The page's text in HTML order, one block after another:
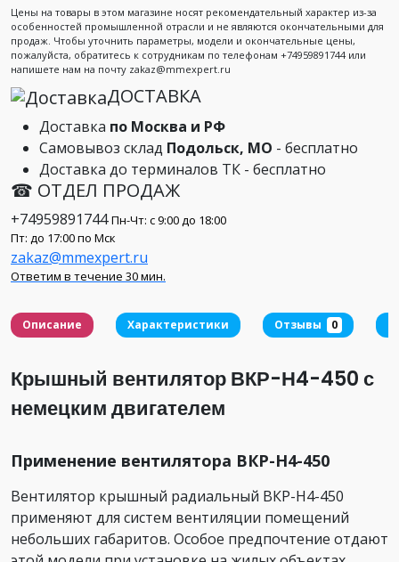
Цены на товары в этом магазине носят рекомендательный характер из-за
особенностей промышленной отрасли и не являются окончательными для
продаж. Чтобы уточнить параметры, модели и окончательные цены,
пожалуйста, обратитесь к сотрудникам по телефонам +74959891744 или
напишете нам на почту zakaz@mmexpert.ru
ДОСТАВКА
Доставка по Москва и РФ
Самовывоз склад Подольск, МО - бесплатно
Доставка до терминалов ТК - бесплатно
☎ ОТДЕЛ ПРОДАЖ
+74959891744 Пн-Чт: с 9:00 до 18:00
Пт: до 17:00 по Мск
zakaz@mmexpert.ru
Ответим в течение 30 мин.
Описание Характеристики Отзывы 0
Крышный вентилятор ВКР-Н4-450 с
немецким двигателем
Применение вентилятора ВКР-Н4-450
Вентилятор крышный радиальный ВКР-Н4-450
применяют для систем вентиляции помещений
небольших габаритов. Особое предпочтение отдают